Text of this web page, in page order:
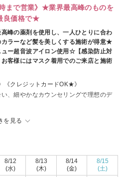
まで営業》★業界最高峰のものを
良価格で★
峰の薬剤を使用し、一人ひとりに合わ
ラーなど髪を美しくする施術が得意★
ュー超音波アイロン使用☆【感染防止対
客様にはマスク着用でのご来店と施術
を見る
《クレジットカードOK★》
、細やかなカウンセリングで理想のデ
非ご相談下さい★
★シークレットカラー★＞が体験出来
8/12
(水)
8/13
(木)
8/14
(金)
8/15
(土)